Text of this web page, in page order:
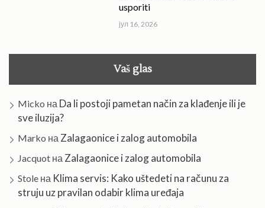
usporiti
јул 16, 2026
Vaš glas
Micko на Da li postoji pametan način za klađenje ili je
sve iluzija?
Marko на Zalagaonice i zalog automobila
Jacquot на Zalagaonice i zalog automobila
Stole на Klima servis: Kako uštedeti na računu za
struju uz pravilan odabir klima uređaja